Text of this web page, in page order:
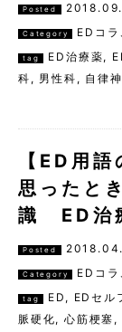
Posted
Category EDコラ
tag ED治療薬,
科 , 男性科 , 自律
【ED用
思ったと
識 ED治
Posted
Category EDコラ
tag ED , EDセル
脈硬化,心筋梗塞 ,